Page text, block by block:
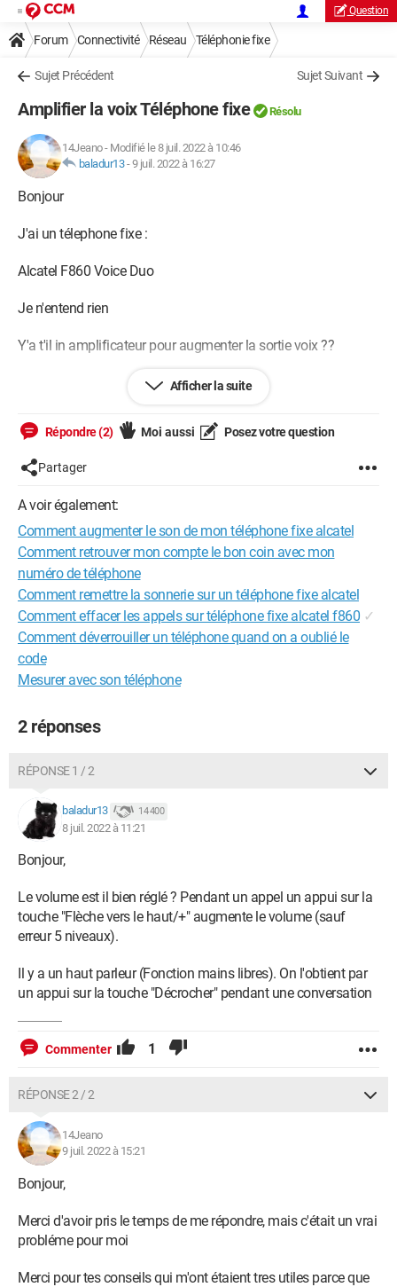
Question
Forum Connectivité Réseau Téléphonie fixe
Sujet Précédent Sujet Suivant
Amplifier la voix Téléphone fixe Résolu
14Jeano- Modifié le 8 juil. 2022 à 10:46
baladur13-9 juil. 2022 à 16:27
Bonjour
J'ai un télephone fixe :
Alcatel F860 Voice Duo
Je n'entend rien
Y'a t'il in amplificateur pour augmenter la sortie voix ??
Jeano
Afficher la suite
Répondre (2) Moi aussi Posez votre question
Partager
A voir également:
Comment augmenter le son de mon téléphone fixe alcatel
Comment retrouver mon compte le bon coin avec mon
numéro de téléphone
Comment remettre la sonnerie sur un téléphone fixe alcatel
Comment effacer les appels sur téléphone fixe alcatel f860 ✓
Comment déverrouiller un téléphone quand on a oublié le
code
Mesurer avec son téléphone
2 réponses
RÉPONSE 1 / 2
baladur13 14 400
8 juil. 2022 à 11:21
Bonjour,
Le volume est il bien réglé ? Pendant un appel un appui sur la
touche "Flèche vers le haut/+" augmente le volume (sauf
erreur 5 niveaux).
Il y a un haut parleur (Fonction mains libres). On l'obtient par
un appui sur la touche "Décrocher" pendant une conversation
Commenter 1
RÉPONSE 2 / 2
14Jeano
9 juil. 2022 à 15:21
Bonjour,
Merci d'avoir pris le temps de me répondre, mais c'était un vrai
probléme pour moi
Merci pour tes conseils qui m'ont étaient tres utiles parce que